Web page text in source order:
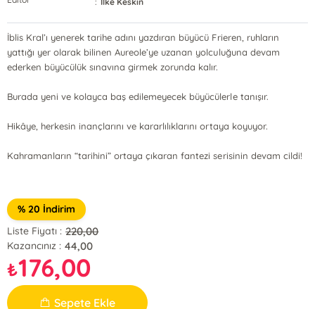
İblis Kral’ı yenerek tarihe adını yazdıran büyücü Frieren, ruhların
yattığı yer olarak bilinen Aureole’ye uzanan yolculuğuna devam
ederken büyücülük sınavına girmek zorunda kalır.
Burada yeni ve kolayca baş edilemeyecek büyücülerle tanışır.
Hikâye, herkesin inançlarını ve kararlılıklarını ortaya koyuyor.
Kahramanların “tarihini” ortaya çıkaran fantezi serisinin devam cildi!
% 20 İndirim
Liste Fiyatı : 220,00
Kazancınız : 44,00
₺176,00
Sepete Ekle